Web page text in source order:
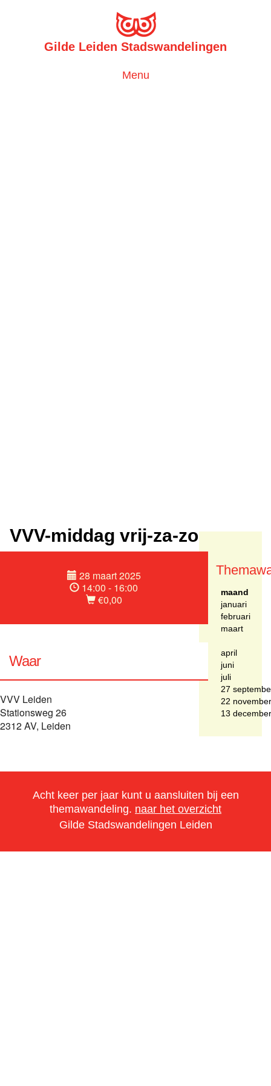
Gilde Leiden Stadswandelingen
Toggle
Menu
VVV-middag vrij-za-zo
28 maart 2025
14:00 - 16:00
€0,00
Waar
VVV Leiden
Stationsweg 26
2312 AV, Leiden
maand
januari
februari
maart
april
juni
juli
27
22 november
13 december
Acht keer per jaar kunt u aansluiten bij een
themawandeling. naar het overzicht
Gilde Stadswandelingen Leiden